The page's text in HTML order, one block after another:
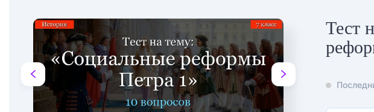
Тест